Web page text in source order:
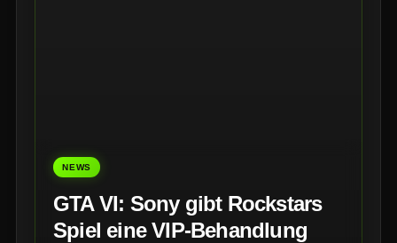
NEWS
GTA VI: Sony gibt Rockstars
Spiel eine VIP-Behandlung